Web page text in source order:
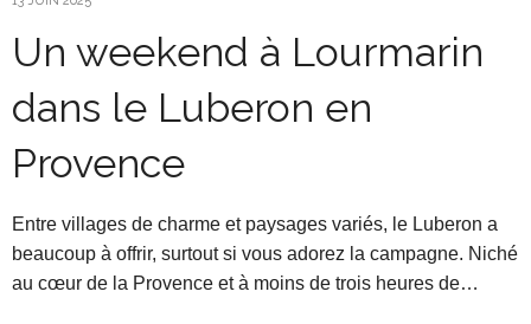
Un weekend à Lourmarin
dans le Luberon en
Provence
Entre villages de charme et paysages variés, le Luberon a
beaucoup à offrir, surtout si vous adorez la campagne. Niché
au cœur de la Provence et à moins de trois heures de…